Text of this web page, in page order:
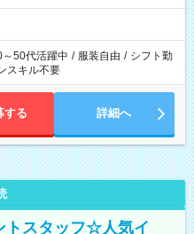
～50代活躍中 / 服装自由 / シフト勤
スキル不要
する 詳細へ
トスタッフ☆人気イ